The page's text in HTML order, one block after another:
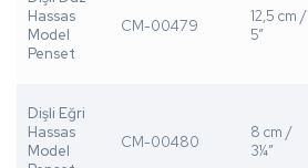
Hassas
Model
Penset
CM-00479
12,5 cm /
5”
Dişli Eğri
Hassas
Model
CM-00480
8 cm /
3¼”